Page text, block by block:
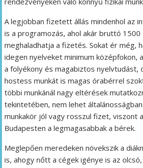
A legjobban fizetett állás mindenhol az
is a programozás, ahol akár bruttó
meghaladhatja a fizetés. Sokat ér még,
idegen nyelveket minimum középfokon,
a folyékony és magabiztos nyelvtudást,
hostess munkát is magas órabérrel
többi munkánál nagy eltérések
tekintetében, nem lehet
munkakör jól vagy rosszul fizet, viszont
Budapesten a legmagasabbak a bérek.
Meglepően meredeken növekszik a
is, ahogy nőtt a cégek igénye is az